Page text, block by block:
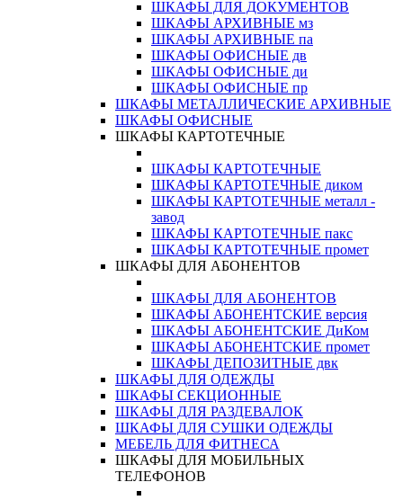
ШКАФЫ ДЛЯ ДОКУМЕНТОВ
ШКАФЫ АРХИВНЫЕ мз
ШКАФЫ АРХИВНЫЕ па
ШКАФЫ ОФИСНЫЕ дв
ШКАФЫ ОФИСНЫЕ ди
ШКАФЫ ОФИСНЫЕ пр
ШКАФЫ МЕТАЛЛИЧЕСКИЕ АРХИВНЫЕ
ШКАФЫ ОФИСНЫЕ
ШКАФЫ КАРТОТЕЧНЫЕ
ШКАФЫ КАРТОТЕЧНЫЕ
ШКАФЫ КАРТОТЕЧНЫЕ диком
ШКАФЫ КАРТОТЕЧНЫЕ металл -
завод
ШКАФЫ КАРТОТЕЧНЫЕ пакс
ШКАФЫ КАРТОТЕЧНЫЕ промет
ШКАФЫ ДЛЯ АБОНЕНТОВ
ШКАФЫ ДЛЯ АБОНЕНТОВ
ШКАФЫ АБОНЕНТСКИЕ версия
ШКАФЫ АБОНЕНТСКИЕ ДиКом
ШКАФЫ АБОНЕНТСКИЕ промет
ШКАФЫ ДЕПОЗИТНЫЕ двк
ШКАФЫ ДЛЯ ОДЕЖДЫ
ШКАФЫ СЕКЦИОННЫЕ
ШКАФЫ ДЛЯ РАЗДЕВАЛОК
ШКАФЫ ДЛЯ СУШКИ ОДЕЖДЫ
МЕБЕЛЬ ДЛЯ ФИТНЕСА
ШКАФЫ ДЛЯ МОБИЛЬНЫХ
ТЕЛЕФОНОВ